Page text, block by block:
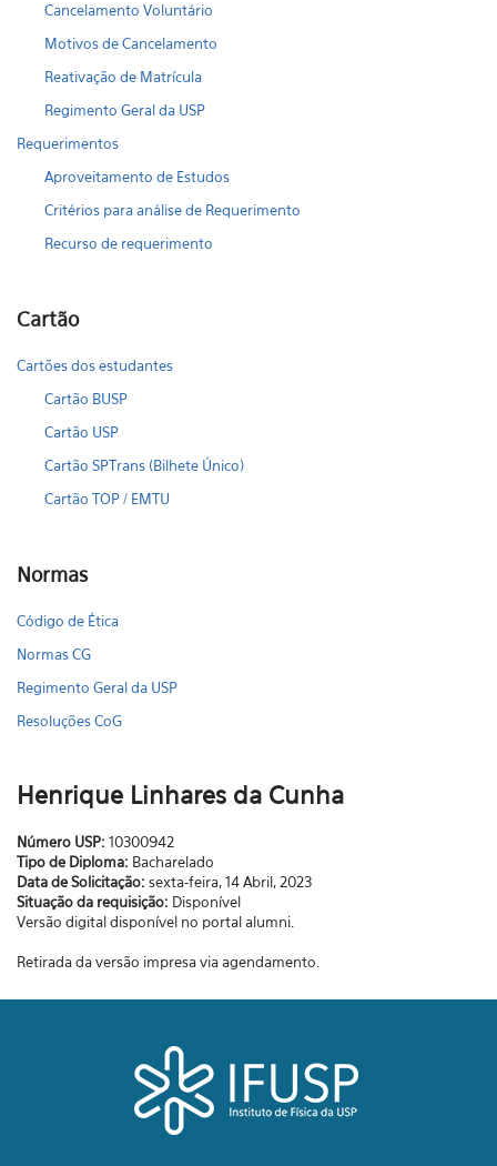
Cancelamento Voluntário
Motivos de Cancelamento
Reativação de Matrícula
Regimento Geral da USP
Requerimentos
Aproveitamento de Estudos
Critérios para análise de Requerimento
Recurso de requerimento
Cartão
Cartões dos estudantes
Cartão BUSP
Cartão USP
Cartão SPTrans (Bilhete Único)
Cartão TOP / EMTU
Normas
Código de Ética
Normas CG
Regimento Geral da USP
Resoluções CoG
Henrique Linhares da Cunha
Número USP: 10300942
Tipo de Diploma: Bacharelado
Data de Solicitação: sexta-feira, 14 Abril, 2023
Situação da requisição: Disponível
Versão digital disponível no portal alumni.
Retirada da versão impresa via agendamento.